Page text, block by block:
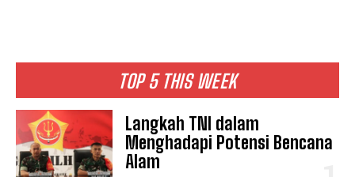
TOP 5 THIS WEEK
Langkah TNI dalam
Menghadapi Potensi Bencana
Alam